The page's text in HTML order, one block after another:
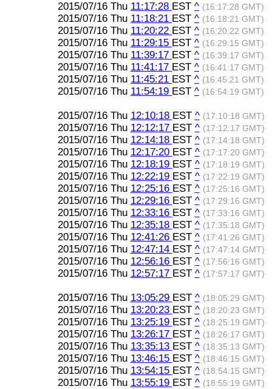
2015/07/16 Thu 11:17:28 EST ^ (16:17:28 GMT)
2015/07/16 Thu 11:18:21 EST ^ (16:18:21 GMT)
2015/07/16 Thu 11:20:22 EST ^ (16:20:22 GMT)
2015/07/16 Thu 11:29:15 EST ^ (16:29:15 GMT)
2015/07/16 Thu 11:39:17 EST ^ (16:39:17 GMT)
2015/07/16 Thu 11:41:17 EST ^ (16:41:17 GMT)
2015/07/16 Thu 11:45:21 EST ^ (16:45:21 GMT)
2015/07/16 Thu 11:54:19 EST ^ (16:54:19 GMT)
2015/07/16 Thu 12:10:18 EST ^ (17:10:18 GMT)
2015/07/16 Thu 12:12:17 EST ^ (17:12:17 GMT)
2015/07/16 Thu 12:14:18 EST ^ (17:14:18 GMT)
2015/07/16 Thu 12:17:20 EST ^ (17:17:20 GMT)
2015/07/16 Thu 12:18:19 EST ^ (17:18:19 GMT)
2015/07/16 Thu 12:22:19 EST ^ (17:22:19 GMT)
2015/07/16 Thu 12:25:16 EST ^ (17:25:16 GMT)
2015/07/16 Thu 12:29:16 EST ^ (17:29:16 GMT)
2015/07/16 Thu 12:33:16 EST ^ (17:33:16 GMT)
2015/07/16 Thu 12:35:18 EST ^ (17:35:18 GMT)
2015/07/16 Thu 12:41:26 EST ^ (17:41:26 GMT)
2015/07/16 Thu 12:47:14 EST ^ (17:47:14 GMT)
2015/07/16 Thu 12:56:16 EST ^ (17:56:16 GMT)
2015/07/16 Thu 12:57:17 EST ^ (17:57:17 GMT)
2015/07/16 Thu 13:05:29 EST ^ (18:05:29 GMT)
2015/07/16 Thu 13:20:23 EST ^ (18:20:23 GMT)
2015/07/16 Thu 13:25:19 EST ^ (18:25:19 GMT)
2015/07/16 Thu 13:26:17 EST ^ (18:26:17 GMT)
2015/07/16 Thu 13:35:13 EST ^ (18:35:13 GMT)
2015/07/16 Thu 13:46:15 EST ^ (18:46:15 GMT)
2015/07/16 Thu 13:54:15 EST ^ (18:54:15 GMT)
2015/07/16 Thu 13:55:19 EST ^ (18:55:19 GMT)